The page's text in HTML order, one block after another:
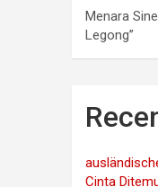
Menara
Legong”
Cinta